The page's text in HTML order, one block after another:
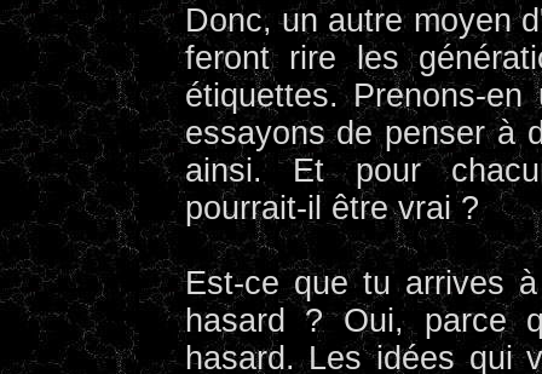
Donc, un autre moyen
feront rire les
étiquettes. Prenons-
essayons de penser à
ainsi. Et pour
pourrait-il être vrai ?
Est-ce que tu arrives
hasard ? Oui, parce
hasard. Les idées qui